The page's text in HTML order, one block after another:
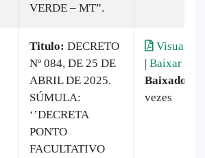
VERDE – MT”.
Titulo: DECRETO
Nº 084, DE 25 DE
ABRIL DE 2025.
SÚMULA:
‘’DECRETA
PONTO
FACULTATIVO
Visualizar
| Baixar
Baixado:
vezes